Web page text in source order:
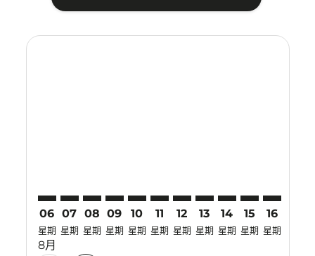
06
星期
8月
07
星期
08
星期
09
星期
10
星期
11
星期
12
星期
13
星期
14
星期
15
星期
16
星期